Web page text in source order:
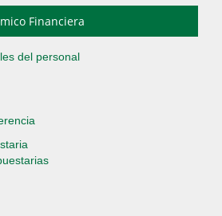
Financiera
del personal